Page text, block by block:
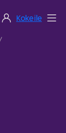
Kokeile